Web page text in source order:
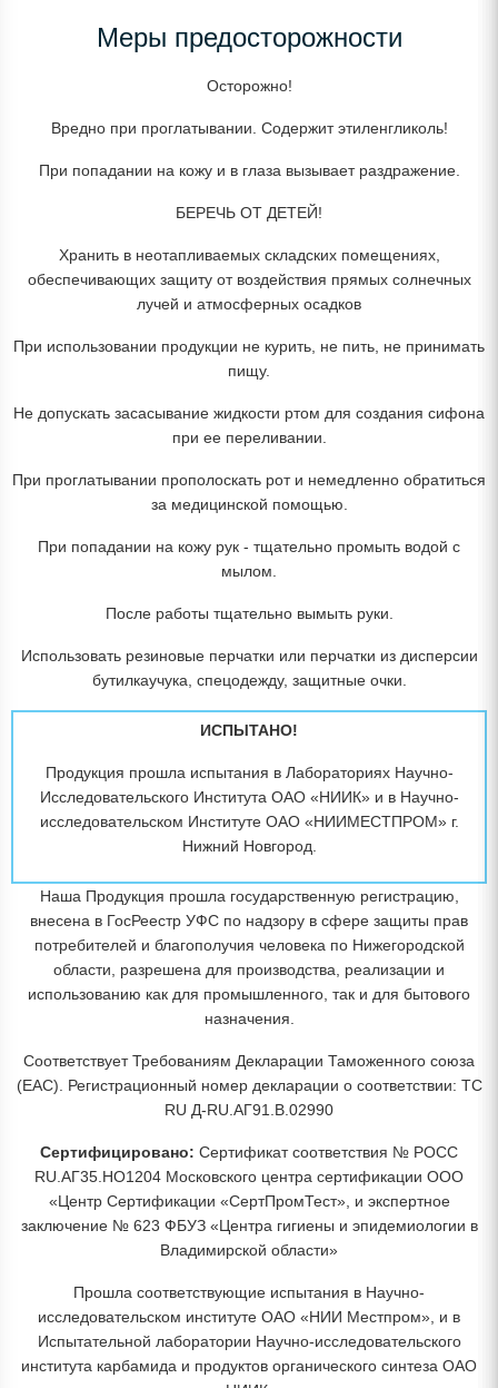
Меры предосторожности
Осторожно!
Вредно при проглатывании. Содержит этиленгликоль!
При попадании на кожу и в глаза вызывает раздражение.
БЕРЕЧЬ ОТ ДЕТЕЙ!
Хранить в неотапливаемых складских помещениях,
обеспечивающих защиту от воздействия прямых солнечных
лучей и атмосферных осадков
При использовании продукции не курить, не пить, не принимать
пищу.
Не допускать засасывание жидкости ртом для создания сифона
при ее переливании.
При проглатывании прополоскать рот и немедленно обратиться
за медицинской помощью.
При попадании на кожу рук - тщательно промыть водой с
мылом.
После работы тщательно вымыть руки.
Использовать резиновые перчатки или перчатки из дисперсии
бутилкаучука, спецодежду, защитные очки.
ИСПЫТАНО!
Продукция прошла испытания в Лабораториях Научно-
Исследовательского Института ОАО «НИИК» и в Научно-
исследовательском Институте ОАО «НИИМЕСТПРОМ» г.
Нижний Новгород.
Наша Продукция прошла государственную регистрацию,
внесена в ГосРеестр УФС по надзору в сфере защиты прав
потребителей и благополучия человека по Нижегородской
области, разрешена для производства, реализации и
использованию как для промышленного, так и для бытового
назначения.
Соответствует Требованиям Декларации Таможенного союза
(EAC). Регистрационный номер декларации о соответствии: ТС
RU Д-RU.АГ91.В.02990
Сертифицировано: Сертификат соответствия № РОСС
RU.АГ35.НО1204 Московского центра сертификации ООО
«Центр Сертификации «СертПромТест», и экспертное
заключение № 623 ФБУЗ «Центра гигиены и эпидемиологии в
Владимирской области»
Прошла соответствующие испытания в Научно-
исследовательском институте ОАО «НИИ Местпром», и в
Испытательной лаборатории Научно-исследовательского
института карбамида и продуктов органического синтеза ОАО